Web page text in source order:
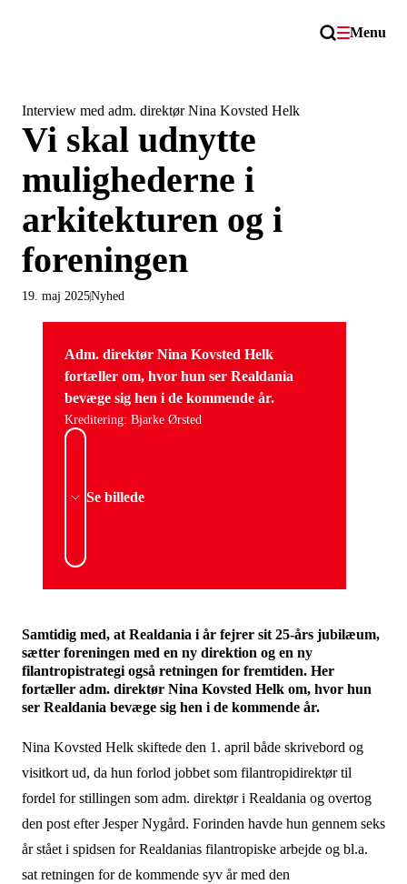
Menu
Interview med adm. direktør Nina Kovsted Helk
Vi skal udnytte
mulighederne i
arkitekturen og i
foreningen
Nyhed
19. maj 2025
Adm. direktør Nina Kovsted Helk
fortæller om, hvor hun ser Realdania
bevæge sig hen i de kommende år.
Kreditering: Bjarke Ørsted
Se billede
Samtidig med, at Realdania i år fejrer sit 25-års jubilæum,
sætter foreningen med en ny direktion og en ny
filantropistrategi også retningen for fremtiden. Her
fortæller adm. direktør Nina Kovsted Helk om, hvor hun
ser Realdania bevæge sig hen i de kommende år.
Nina Kovsted Helk skiftede den 1. april både skrivebord og
visitkort ud, da hun forlod jobbet som filantropidirektør til
fordel for stillingen som adm. direktør i Realdania og overtog
den post efter Jesper Nygård. Forinden havde hun gennem seks
år stået i spidsen for Realdanias filantropiske arbejde og bl.a.
sat retningen for de kommende syv år med den